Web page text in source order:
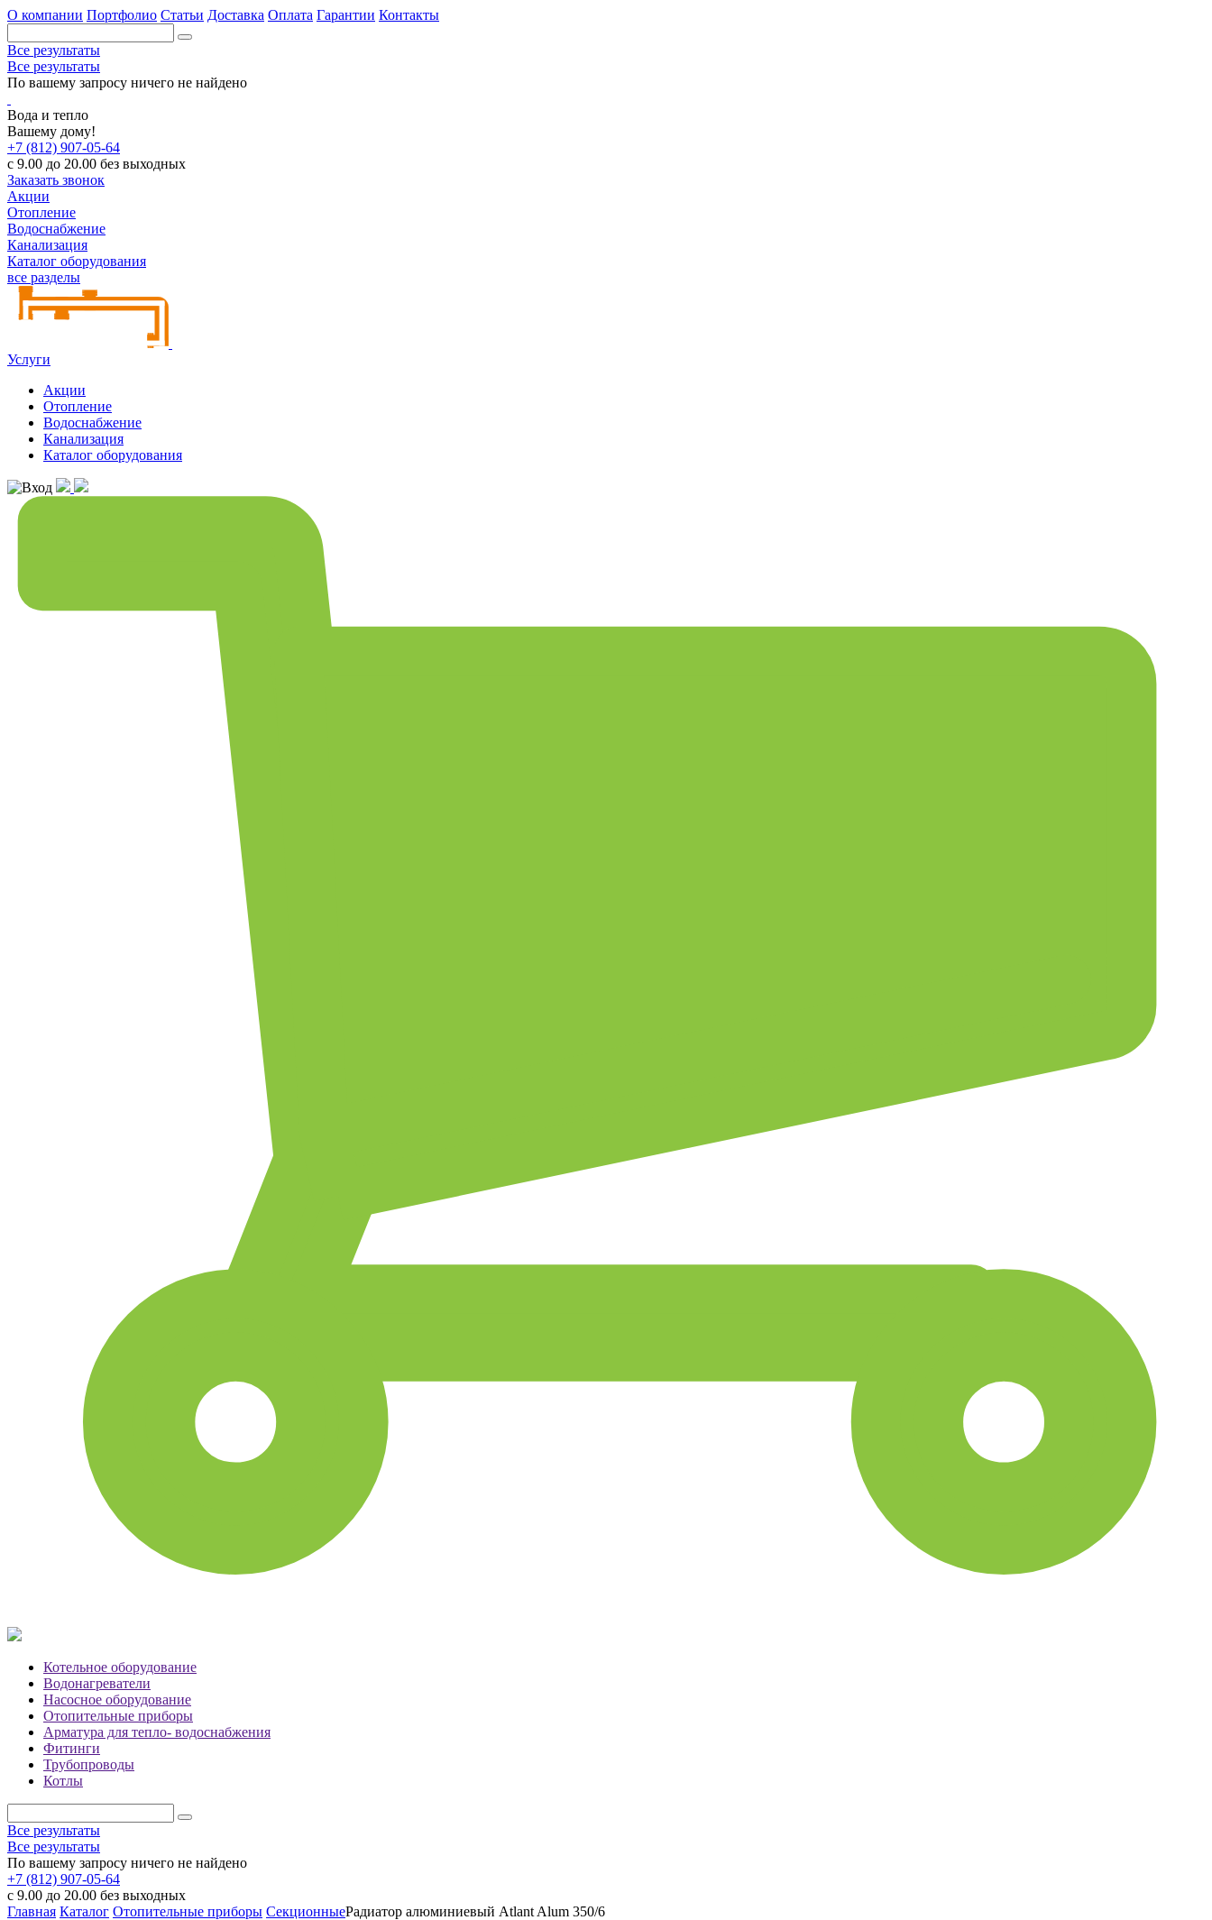
О компании Портфолио Статьи Доставка Оплата Гарантии Контакты
Все результаты
Все результаты
По вашему запросу ничего не найдено
Вода и тепло
Вашему дому!
+7 (812) 907-05-64
с 9.00 до 20.00 без выходных
Заказать звонок
Акции
Отопление
Водоснабжение
Канализация
Каталог оборудования
все разделы
Услуги
Акции
Отопление
Водоснабжение
Канализация
Каталог оборудования
Котельное оборудование
Водонагреватели
Насосное оборудование
Отопительные приборы
Арматура для тепло- водоснабжения
Фитинги
Трубопроводы
Котлы
Все результаты
Все результаты
По вашему запросу ничего не найдено
+7 (812) 907-05-64
с 9.00 до 20.00 без выходных
Главная Каталог Отопительные приборы СекционныеРадиатор алюминиевый Atlant Alum 350/6